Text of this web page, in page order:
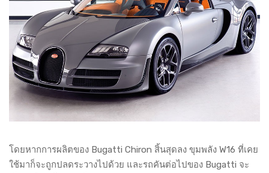
โดยหากการผลิตของ Bugatti Chiron สิ้นสุดลง ขุมพลัง W16 ที่เคย
ใช้มาก็จะถูกปลดระวางไปด้วย และรถคันต่อไปของ Bugatti จะ